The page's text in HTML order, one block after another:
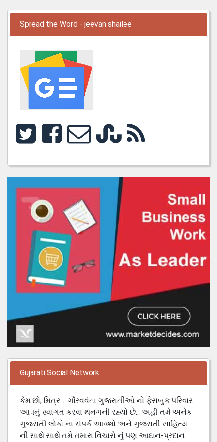
Spread the Word - jeevan shailee
Gujarati Social Network
કેમ છો, મિત્ર.... ગૌરવવંતા ગુજરાતીઓ નો ફેસબુક પરિવાર
આપનું સ્વાગત કરવા થનગની રહ્યો છે... અહી તમે અનેક
ગુજરાતી લોકો ના સંપર્ક આવશો અને ગુજરાતી સાહિત્ય
ની સાથે સાથે તમે તમારા વિચારો નું પણ આદાન-પ્રદાન